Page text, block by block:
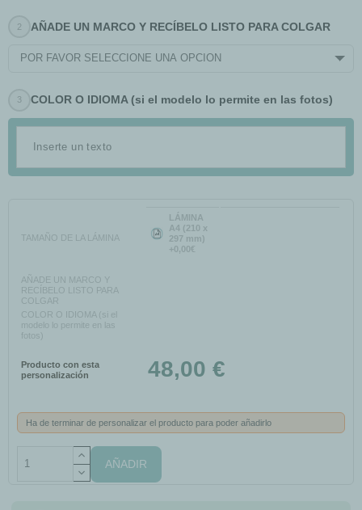
AÑADE UN MARCO Y RECÍBELO LISTO PARA COLGAR
POR FAVOR SELECCIONE UNA OPCIÓN
COLOR O IDIOMA (si el modelo lo permite en las fotos)
TAMAÑO DE LA LÁMINA
LÁMINA
A4 (210 x
297 mm)
+0,00€
AÑADE UN MARCO Y
RECÍBELO LISTO PARA
COLGAR
COLOR O IDIOMA (si el
modelo lo permite en las
fotos)
Producto con esta
personalización
48,00 €
Ha de terminar de personalizar el producto para poder añadirlo
AÑADIR